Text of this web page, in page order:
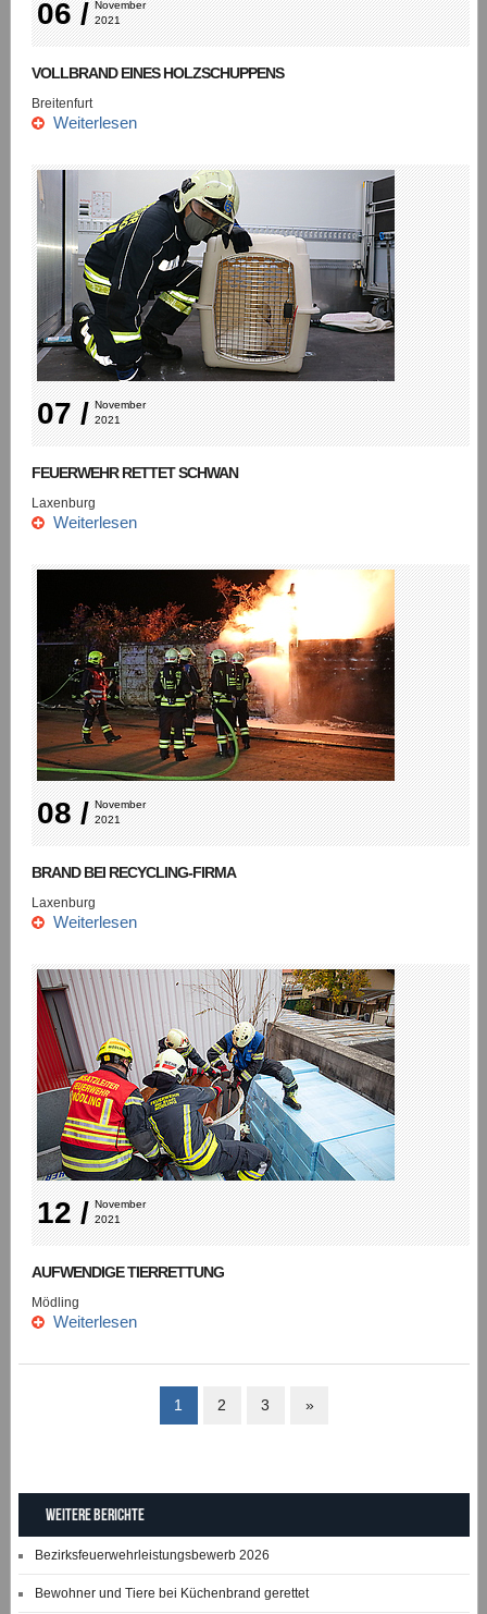
06 / November
2021
VOLLBRAND EINES HOLZSCHUPPENS
Breitenfurt
Weiterlesen
07 / November
2021
FEUERWEHR RETTET SCHWAN
Laxenburg
Weiterlesen
08 / November
2021
BRAND BEI RECYCLING-FIRMA
Laxenburg
Weiterlesen
12 / November
2021
AUFWENDIGE TIERRETTUNG
Mödling
Weiterlesen
1 2 3 »
Weitere Berichte
Bezirksfeuerwehrleistungsbewerb 2026
Bewohner und Tiere bei Küchenbrand gerettet